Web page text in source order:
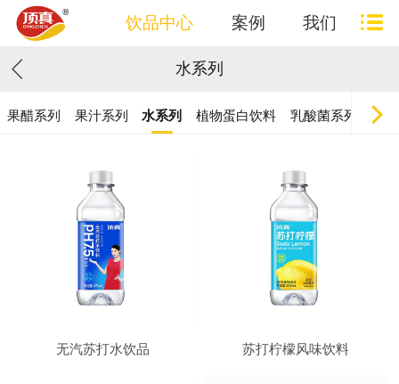
饮品中心 案例 我们
水系列
果醋系列 果汁系列 水系列 植物蛋白饮料 乳酸菌系列 植
无汽苏打水饮品 苏打柠檬风味饮料